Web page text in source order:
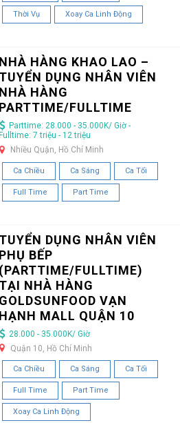
Thời Vụ Xoay Ca Linh Động
NHÀ HÀNG KHAO LAO –
TUYỂN DỤNG NHÂN VIÊN
NHÀ HÀNG
PARTTIME/FULLTIME
Parttime: 28.000 - 35.000K/ Giờ -
Fulltime: 7 triệu - 12 triệu
Nhiều Quận, Hồ Chí Minh
Ca Chiều Ca Sáng Ca Tối
Full Time Part Time
TUYỂN DỤNG NHÂN VIÊN
PHỤ BẾP
(PARTTIME/FULLTIME)
TẠI NHÀ HÀNG
GOLDSUNFOOD VẠN
HẠNH MALL QUẬN 10
28.000 - 35.000K/ Giờ
Quận 10, Hồ Chí Minh
Ca Chiều Ca Sáng Ca Tối
Full Time Part Time
Xoay Ca Linh Động